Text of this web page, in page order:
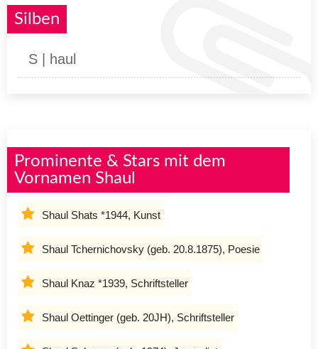
Silben
S | haul
Prominente & Stars mit dem
Vornamen Shaul
Shaul Shats *1944, Kunst
Shaul Tchernichovsky (geb. 20.8.1875), Poesie
Shaul Knaz *1939, Schriftsteller
Shaul Oettinger (geb. 20JH), Schriftsteller